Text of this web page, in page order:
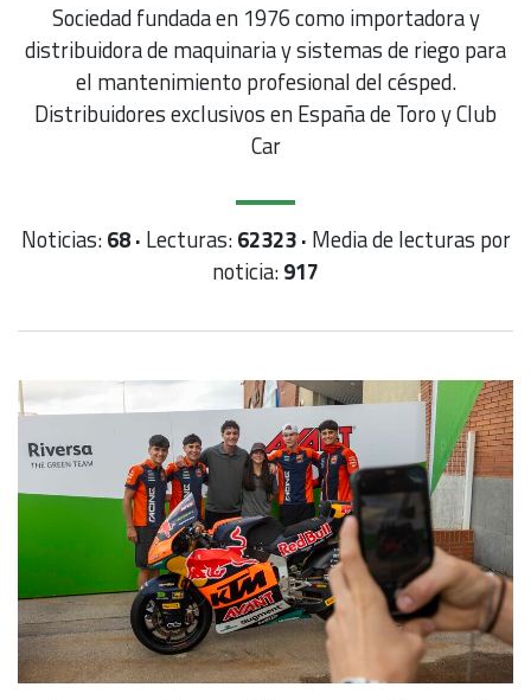
Sociedad fundada en 1976 como importadora y
distribuidora de maquinaria y sistemas de riego para
el mantenimiento profesional del césped.
Distribuidores exclusivos en España de Toro y Club
Car
Noticias:68 · Lecturas:62323 · Media de lecturas por
noticia:917